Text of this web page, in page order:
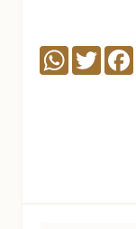
Facebook
Twitter
WhatsApp